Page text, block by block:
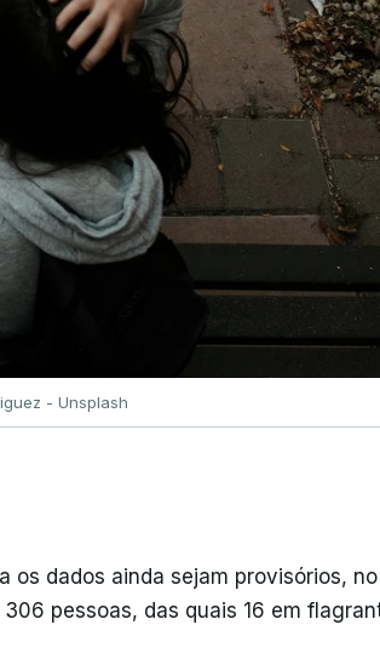
- Unsplash
os dados ainda sejam provisórios, no
pessoas, das quais 16 em